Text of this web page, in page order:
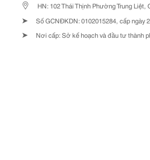
HN: 102 Thái Thịnh Phường Trung
➤ Số GCNĐKDN: 0102015284, cấp ngày
➤ Nơi cấp: Sở kế hoạch và đầu tư thành